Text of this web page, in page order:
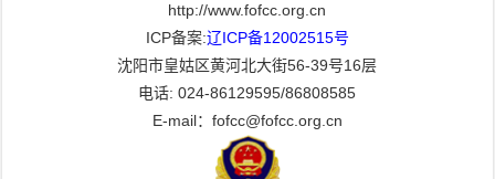
http://www.fofcc.org.cn
ICP备案:辽ICP备12002515号
沈阳市皇姑区黄河北大街56-39号16层
电话: 024-86129595/86808585
E-mail：fofcc@fofcc.org.cn